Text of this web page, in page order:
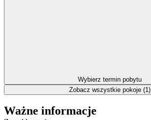
Wybierz termin pobytu
Zobacz wszystkie pokoje (1)
Ważne informacje